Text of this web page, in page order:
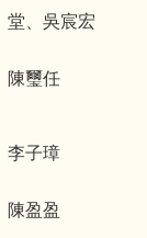
堂、吳宸宏
陳璽任
李子璋
陳盈盈